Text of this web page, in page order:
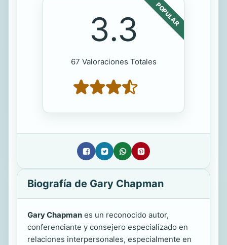
POPULAR
3.3
67 Valoraciones Totales
Biografía de Gary Chapman
Gary Chapman es un reconocido autor,
conferenciante y consejero especializado en
relaciones interpersonales, especialmente en